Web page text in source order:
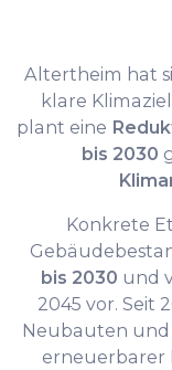
Altertheim hat
klare
plant eine
bis 2030
Konkrete
bis 2030 und
2045 vor. Seit
Neubauten und
erneuerbarer